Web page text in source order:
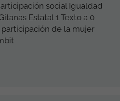
social Igualdad
Estatal 1 Texto a 0
de la mujer